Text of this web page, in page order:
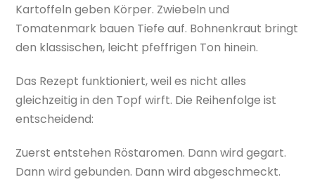
Kartoffeln geben Körper. Zwiebeln und
Tomatenmark bauen Tiefe auf. Bohnenkraut bringt
den klassischen, leicht pfeffrigen Ton hinein.
Das Rezept funktioniert, weil es nicht alles
gleichzeitig in den Topf wirft. Die Reihenfolge ist
entscheidend:
Zuerst entstehen Röstaromen. Dann wird gegart.
Dann wird gebunden. Dann wird abgeschmeckt.